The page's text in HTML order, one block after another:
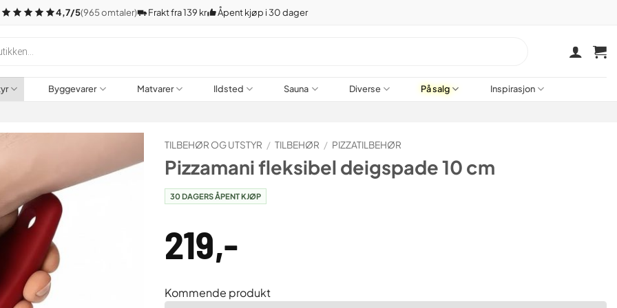
4,7/5(965 omtaler) Frakt fra 139 kr Åpent kjøp i 30 dager
Byggevarer Matvarer Ildsted Sauna Diverse På salg Inspirasjon
TILBEHØR OG UTSTYR / TILBEHØR / PIZZATILBEHØR
Pizzamani fleksibel deigspade 10 cm
30 DAGERS ÅPENT KJØP
219,-
Kommende produkt